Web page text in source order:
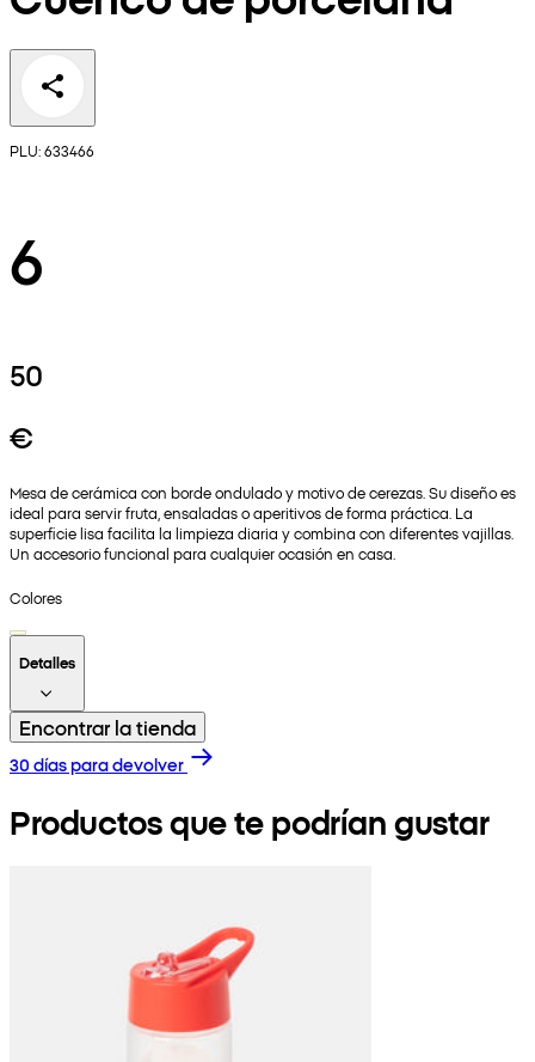
PLU: 633466
6
50
€
Mesa de cerámica con borde ondulado y motivo de cerezas. Su diseño es
ideal para servir fruta, ensaladas o aperitivos de forma práctica. La
superficie lisa facilita la limpieza diaria y combina con diferentes vajillas.
Un accesorio funcional para cualquier ocasión en casa.
Colores
Detalles
Encontrar la tienda
30 días para devolver
Productos que te podrían gustar